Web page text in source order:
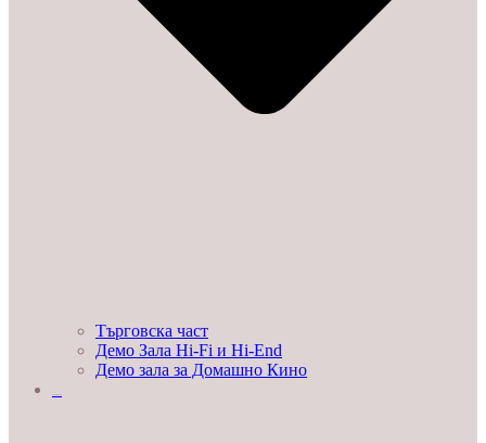
Търговска част
Демо Зала Hi-Fi и Hi-End
Демо зала за Домашно Кино